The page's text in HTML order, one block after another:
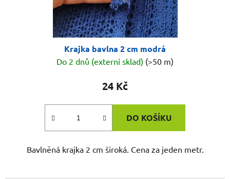
Krajka bavlna 2 cm modrá
Do 2 dnů (externí sklad) (>50 m)
24 Kč
DO KOŠÍKU
Bavlněná krajka 2 cm široká. Cena za jeden metr.